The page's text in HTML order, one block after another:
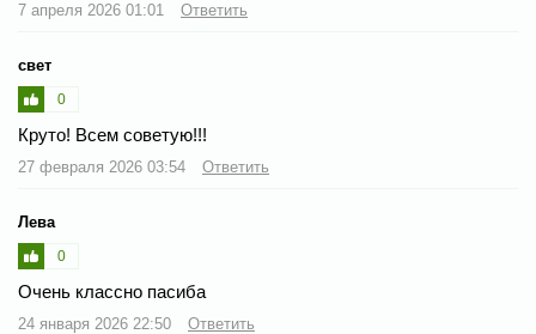
7 апреля 2026 01:01 Ответить
свет
0
Круто! Всем советую!!!
27 февраля 2026 03:54 Ответить
Лева
0
Очень классно пасиба
24 января 2026 22:50 Ответить